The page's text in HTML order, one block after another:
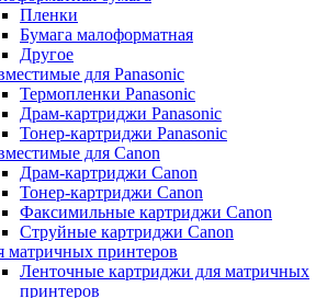
Пленки
Бумага малоформатная
Другое
для Panasonic
Термопленки Panasonic
Драм-картриджи Panasonic
Тонер-картриджи Panasonic
для Canon
Драм-картриджи Canon
Тонер-картриджи Canon
Факсимильные картриджи Canon
Струйные картриджи Canon
матричных принтеров
Ленточные картриджи для матричных
принтеров